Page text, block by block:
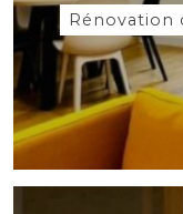
Rénovation